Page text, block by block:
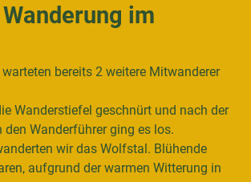
im
bereits 2 weitere Mitwanderer
Wanderstiefel geschnürt und nach der
den Wanderführer ging es los.
wir das Wolfstal. Blühende
aufgrund der warmen Witterung in